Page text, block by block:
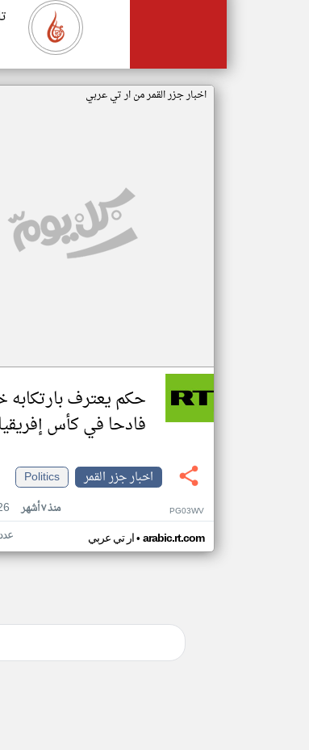
اخبار جزر القمر من ار تي عربي
حكم يعترف بارتكابه
فادحا في كأس إفريقيا
اخبار جزر القمر
Politics
منذ ٧ أشهر PG03WV
ار تي عربي• arabic.rt.com عدد